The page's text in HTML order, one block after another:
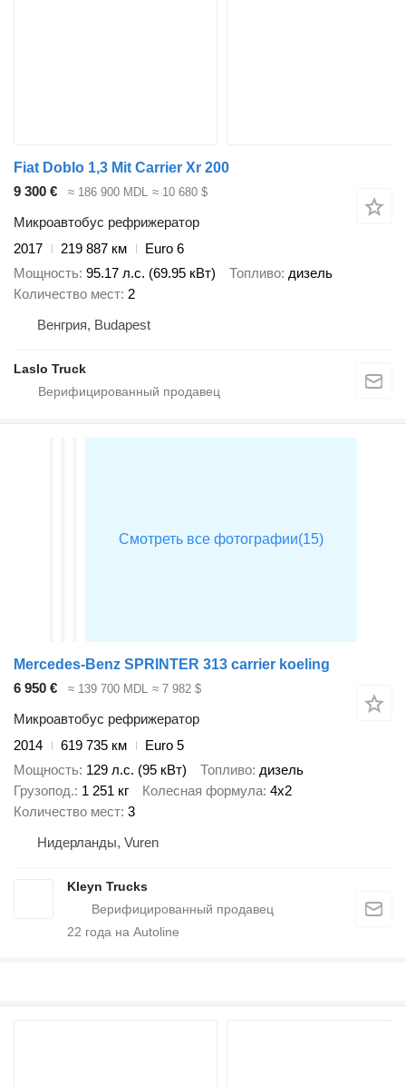
Fiat Doblo 1,3 Mit Carrier Xr 200
9 300 €
≈ 186 900 MDL ≈ 10 680 $
Микроавтобус рефрижератор
2017
219 887 км
Euro 6
Мощность 95.17 л.с. (69.95 кВт) Топливо дизель
Количество мест 2
Венгрия, Budapest
Laslo Truck
Mercedes-Benz SPRINTER 313 carrier koeling
6 950 €
≈ 139 700 MDL ≈ 7 982 $
Микроавтобус рефрижератор
2014
619 735 км
Euro 5
Мощность 129 л.с. (95 кВт) Топливо дизель
Грузопод. 1 251 кг Колесная формула 4x2
Количество мест 3
Нидерланды, Vuren
Kleyn Trucks
22 года на Autoline